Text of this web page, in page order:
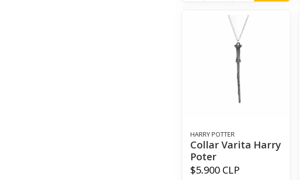
HARRY POTTER
Collar Varita Harry
Poter
$5.900 CLP